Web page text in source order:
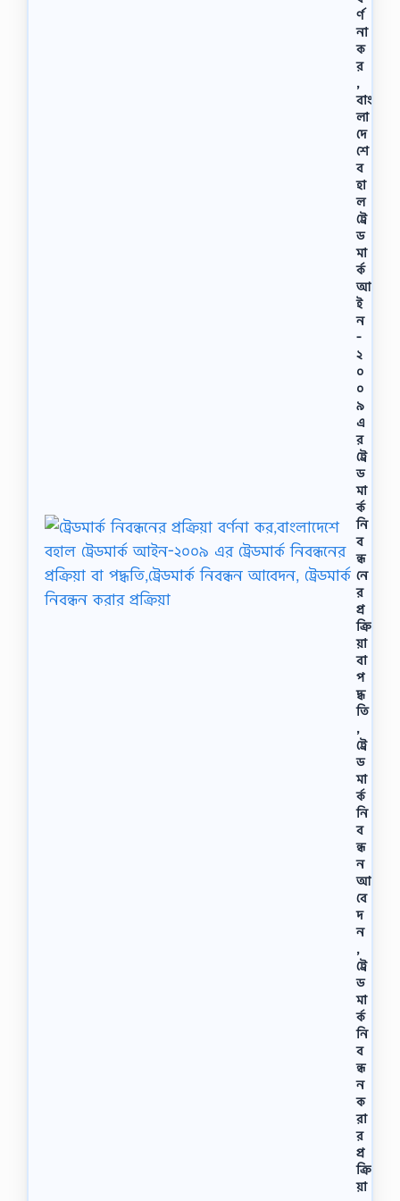
র্ণ
না
ক
র
,
বাং
লা
দে
শে
ব
হা
ল
ট্রে
ড
মা
র্ক
আ
ই
ন
-
২
০
০
৯
এ
র
ট্রে
ড
মা
র্ক
নি
ব
ন্ধ
নে
র
প্র
ক্রি
য়া
বা
প
দ্ধ
তি
,
ট্রে
ড
মা
র্ক
নি
ব
ন্ধ
ন
আ
বে
দ
ন
,
ট্রে
ড
মা
র্ক
নি
ব
ন্ধ
ন
ক
রা
র
প্র
ক্রি
য়া